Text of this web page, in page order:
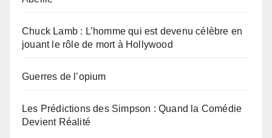
Chuck Lamb : L’homme qui est devenu célèbre en
jouant le rôle de mort à Hollywood
Guerres de l’opium
Les Prédictions des Simpson : Quand la Comédie
Devient Réalité